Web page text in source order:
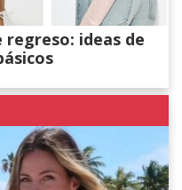
regreso: ideas de